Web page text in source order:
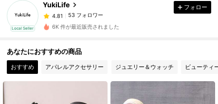
Local Seller
YukiLife
4.81
53 フォロワー
h***i
は1日前に購入しました
4.81 53 フォロワー
フォロー
6K 件が最近販売されました
あなたにおすすめの商品
おすすめ アパレルアクセサリー ジュエリー＆ウォッチ ビューティ